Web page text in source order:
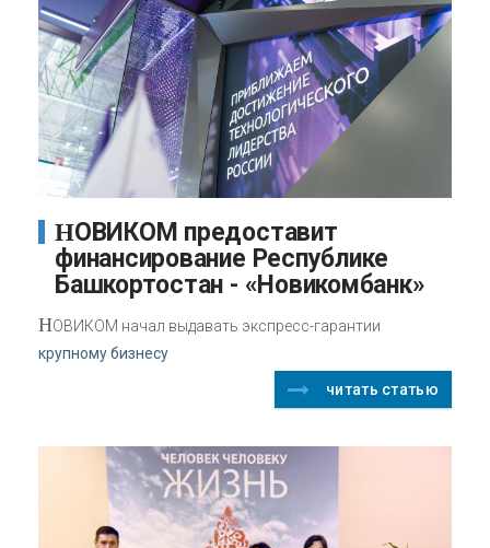
НОВИКОМ предоставит
финансирование Республике
Башкортостан - «Новикомбанк»
НОВИКОМ начал выдавать экспресс-гарантии
крупному бизнесу
читать статью